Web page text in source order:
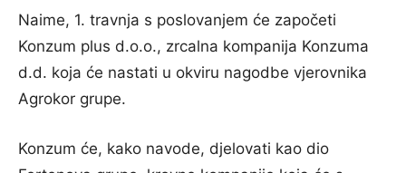
Naime, 1. travnja s poslovanjem će započeti
Konzum plus d.o.o., zrcalna kompanija Konzuma
d.d. koja će nastati u okviru nagodbe vjerovnika
Agrokor grupe.
Konzum će, kako navode, djelovati kao dio